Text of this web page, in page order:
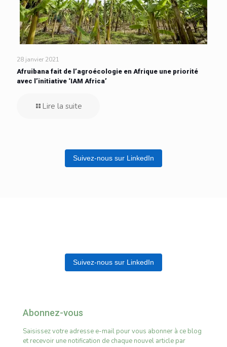
28 janvier 2021
Afruibana fait de l’agroécologie en Afrique une priorité
avec l’initiative ‘IAM Africa’
Lire la suite
Suivez-nous sur LinkedIn
Suivez-nous sur LinkedIn
Abonnez-vous
Saisissez votre adresse e-mail pour vous abonner à ce blog
et recevoir une notification de chaque nouvel article par